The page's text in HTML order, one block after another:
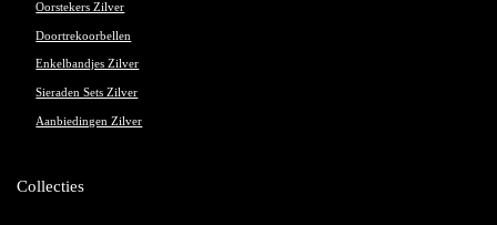
Oorstekers Zilver
Doortrekoorbellen
Enkelbandjes Zilver
Sieraden Sets Zilver
Aanbiedingen Zilver
Collecties